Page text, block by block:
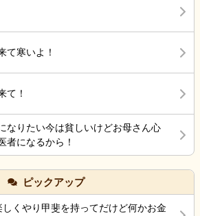
て寒いよ！
て！
なりたい今は貧しいけどお母さん心
者になるから！
ピックアップ
くやり甲斐を持ってだけど何かお金